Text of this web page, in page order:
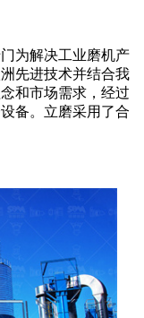
为解决工业磨机产
先进技术并结合我
和市场需求，经过
备。立磨采用了合